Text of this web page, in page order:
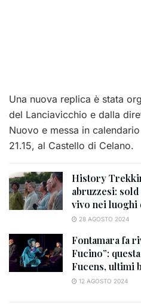
Una nuova replica è stata
del Lanciavicchio e dalla
Nuovo e messa in
21.15, al Castello di Celano.
History
abruzzesi:
vivo nei luoghi
28 AGOSTO 2024
Fontamara fa
Fucino”:
Fucens, ultimi
12 AGOSTO 2024